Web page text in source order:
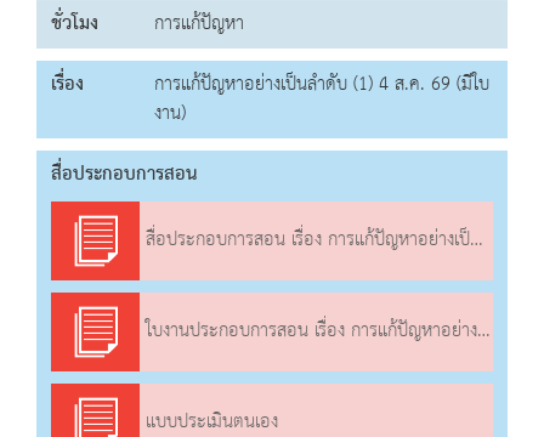
ชั่วโมง
การแก้ปัญหา
เรื่อง
การแก้ปัญหาอย่างเป็นลำดับ (1) 4 ส.ค. 69 (มีใบ
งาน)
สื่อประกอบการสอน
สื่อประกอบการสอน เรื่อง การแก้ปัญหาอย่างเป็นลำดับ (1)
ใบงานประกอบการสอน เรื่อง การแก้ปัญหาอย่างเป็นลำดับ (1)
แบบประเมินตนเอง